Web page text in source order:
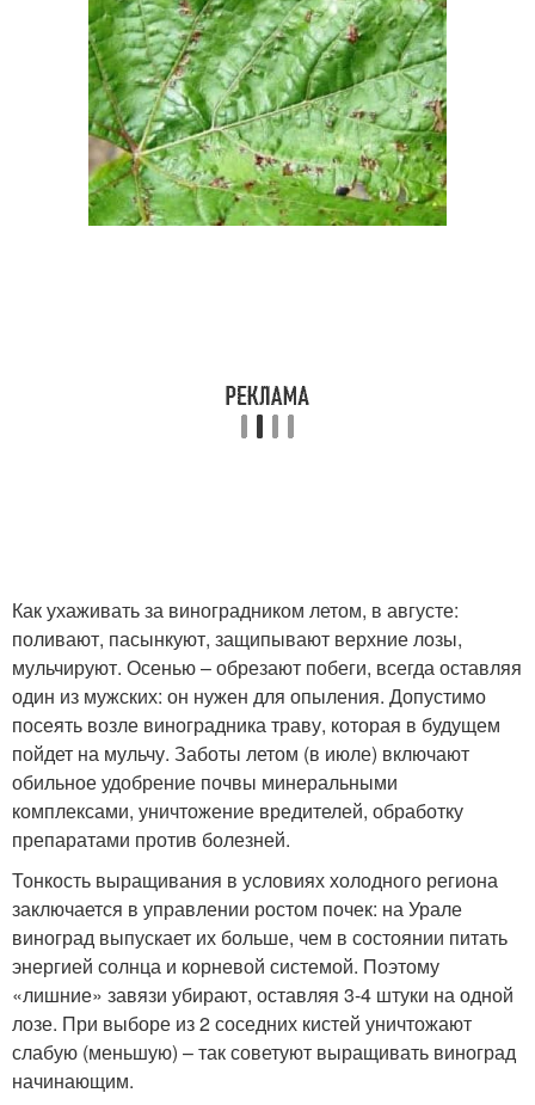
Как ухаживать за виноградником летом, в августе:
поливают, пасынкуют, защипывают верхние лозы,
мульчируют. Осенью – обрезают побеги, всегда оставляя
один из мужских: он нужен для опыления. Допустимо
посеять возле виноградника траву, которая в будущем
пойдет на мульчу. Заботы летом (в июле) включают
обильное удобрение почвы минеральными
комплексами, уничтожение вредителей, обработку
препаратами против болезней.
Тонкость выращивания в условиях холодного региона
заключается в управлении ростом почек: на Урале
виноград выпускает их больше, чем в состоянии питать
энергией солнца и корневой системой. Поэтому
«лишние» завязи убирают, оставляя 3-4 штуки на одной
лозе. При выборе из 2 соседних кистей уничтожают
слабую (меньшую) – так советуют выращивать виноград
начинающим.